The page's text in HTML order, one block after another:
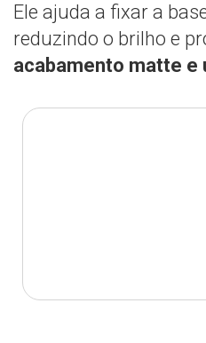
Ele ajuda a fixar a
reduzindo o brilho e
acabamento matte e